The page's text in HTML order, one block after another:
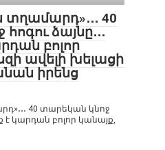
40
ձայնը․․․
բոլոր
ավելի խելացի
իրենց
40 տարեկան կնոջ
է կարդան բոլոր կանայք,